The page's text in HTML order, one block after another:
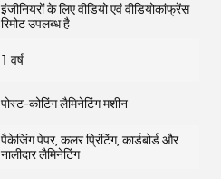
इंजीनियरों के लिए वीडियो एवं वीडियोकांफ्रेंस
रिमोट उपलब्ध है
1 वर्ष
पोस्ट-कोटिंग लैमिनेटिंग मशीन
पैकेजिंग पेपर, कलर प्रिंटिंग, कार्डबोर्ड और
नालीदार लैमिनेटिंग